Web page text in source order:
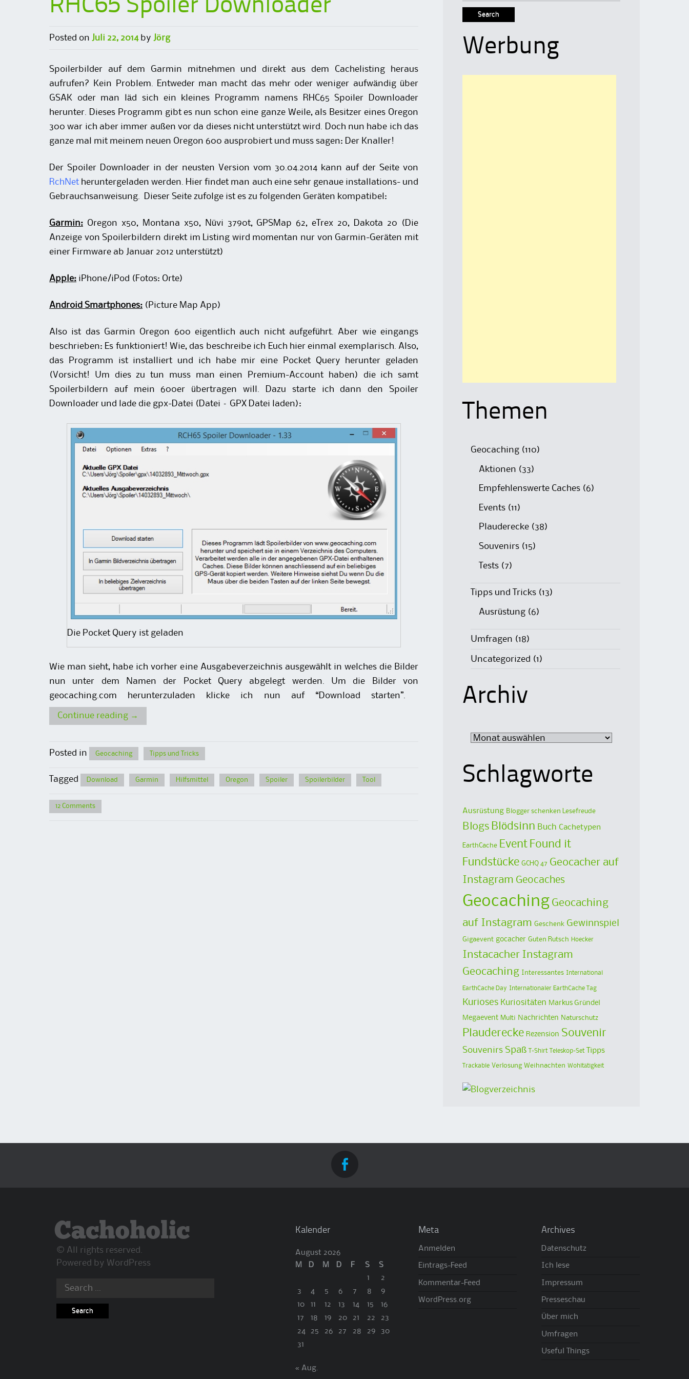
RHC65 Spoiler Downloader
Posted on Juli 22, 2014by Jörg
Spoilerbilder auf dem Garmin mitnehmen und direkt aus dem Cachelisting heraus
aufrufen? Kein Problem. Entweder man macht das mehr oder weniger aufwändig über
GSAK oder man läd sich ein kleines Programm namens RHC65 Spoiler Downloader
herunter. Dieses Programm gibt es nun schon eine ganze Weile, als Besitzer eines Oregon
300 war ich aber immer außen vor da dieses nicht unterstützt wird. Doch nun habe ich das
ganze mal mit meinem neuen Oregon 600 ausprobiert und muss sagen: Der Knaller!
Der Spoiler Downloader in der neusten Version vom 30.04.2014 kann auf der Seite von
RchNet heruntergeladen werden. Hier findet man auch eine sehr genaue installations- und
Gebrauchsanweisung. Dieser Seite zufolge ist es zu folgenden Geräten kompatibel:
Garmin: Oregon x50, Montana x50, Nüvi 3790t, GPSMap 62, eTrex 20, Dakota 20 (Die
Anzeige von Spoilerbildern direkt im Listing wird momentan nur von Garmin-Geräten mit
einer Firmware ab Januar 2012 unterstützt)
Apple: iPhone/iPod (Fotos: Orte)
Android Smartphones: (Picture Map App)
Also ist das Garmin Oregon 600 eigentlich auch nicht aufgeführt. Aber wie eingangs
beschrieben: Es funktioniert! Wie, das beschreibe ich Euch hier einmal exemplarisch. Also,
das Programm ist installiert und ich habe mir eine Pocket Query herunter geladen
(Vorsicht! Um dies zu tun muss man einen Premium-Account haben) die ich samt
Spoilerbildern auf mein 600er übertragen will. Dazu starte ich dann den Spoiler
Downloader und lade die gpx-Datei (Datei – GPX Datei laden):
Die Pocket Query ist geladen
Wie man sieht, habe ich vorher eine Ausgabeverzeichnis ausgewählt in welches die Bilder
nun unter dem Namen der Pocket Query abgelegt werden. Um die Bilder von
geocaching.com herunterzuladen klicke ich nun auf “Download starten”.
Continue reading →
Posted in Geocaching Tipps und Tricks
Tagged Download Garmin Hilfsmittel Oregon Spoiler Spoilerbilder Tool
12 Comments
Werbung
Themen
Geocaching (110)
Aktionen (33)
Empfehlenswerte Caches (6)
Events (11)
Plauderecke (38)
Souvenirs (15)
Tests (7)
Tipps und Tricks (13)
Ausrüstung (6)
Umfragen (18)
Uncategorized (1)
Archiv
Archiv
Schlagworte
Ausrüstung Blogger schenken Lesefreude
Blogs Blödsinn Buch Cachetypen
EarthCache Event Found it
Fundstücke GCHQ 47 Geocacher auf
Instagram Geocaches
Geocaching Geocaching
auf Instagram Geschenk Gewinnspiel
Gigaevent gocacher Guten Rutsch Hoecker
Instacacher Instagram
Geocaching
Interessantes International
EarthCache Day Internationaler EarthCache Tag
Kurioses Kuriositäten Markus Gründel
Megaevent Multi Nachrichten Naturschutz
Plauderecke Rezension Souvenir
Souvenirs Spaß T-Shirt Teleskop-Set Tipps
Trackable Verlosung Weihnachten Wohltätigkeit
Cachoholic
© All rights reserved.
Powered by WordPress
Search
Kalender
August 2026
M
D M D F S
S
1
2
3
4 5 6 7 8
9
10
11 12 13 14 15
16
17
18 19 20 21 22
23
24
25 26 27 28 29
30
31
« Aug.
Meta
Anmelden
Eintrags-Feed
Kommentar-Feed
WordPress.org
Archives
Datenschutz
Ich lese
Impressum
Presseschau
Über mich
Umfragen
Useful Things